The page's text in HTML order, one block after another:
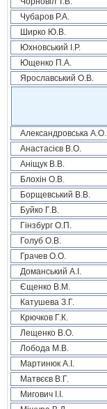
Чубаров Р.А.
Ширко Ю.В.
Юхновський І.Р.
Ющенко П.А.
Ярославський О.В.
Александровська А.О.
Анастасієв В.О.
Аніщук В.В.
Блохін О.В.
Борщевський В.В.
Буйко Г.В.
Гінзбург О.П.
Голуб О.В.
Грачев О.О.
Доманський А.І.
Єщенко В.М.
Катушева З.Г.
Крючков Г.К.
Лещенко В.О.
Лобода М.В.
Мартинюк А.І.
Матвєєв В.Г.
Мигович І.І.